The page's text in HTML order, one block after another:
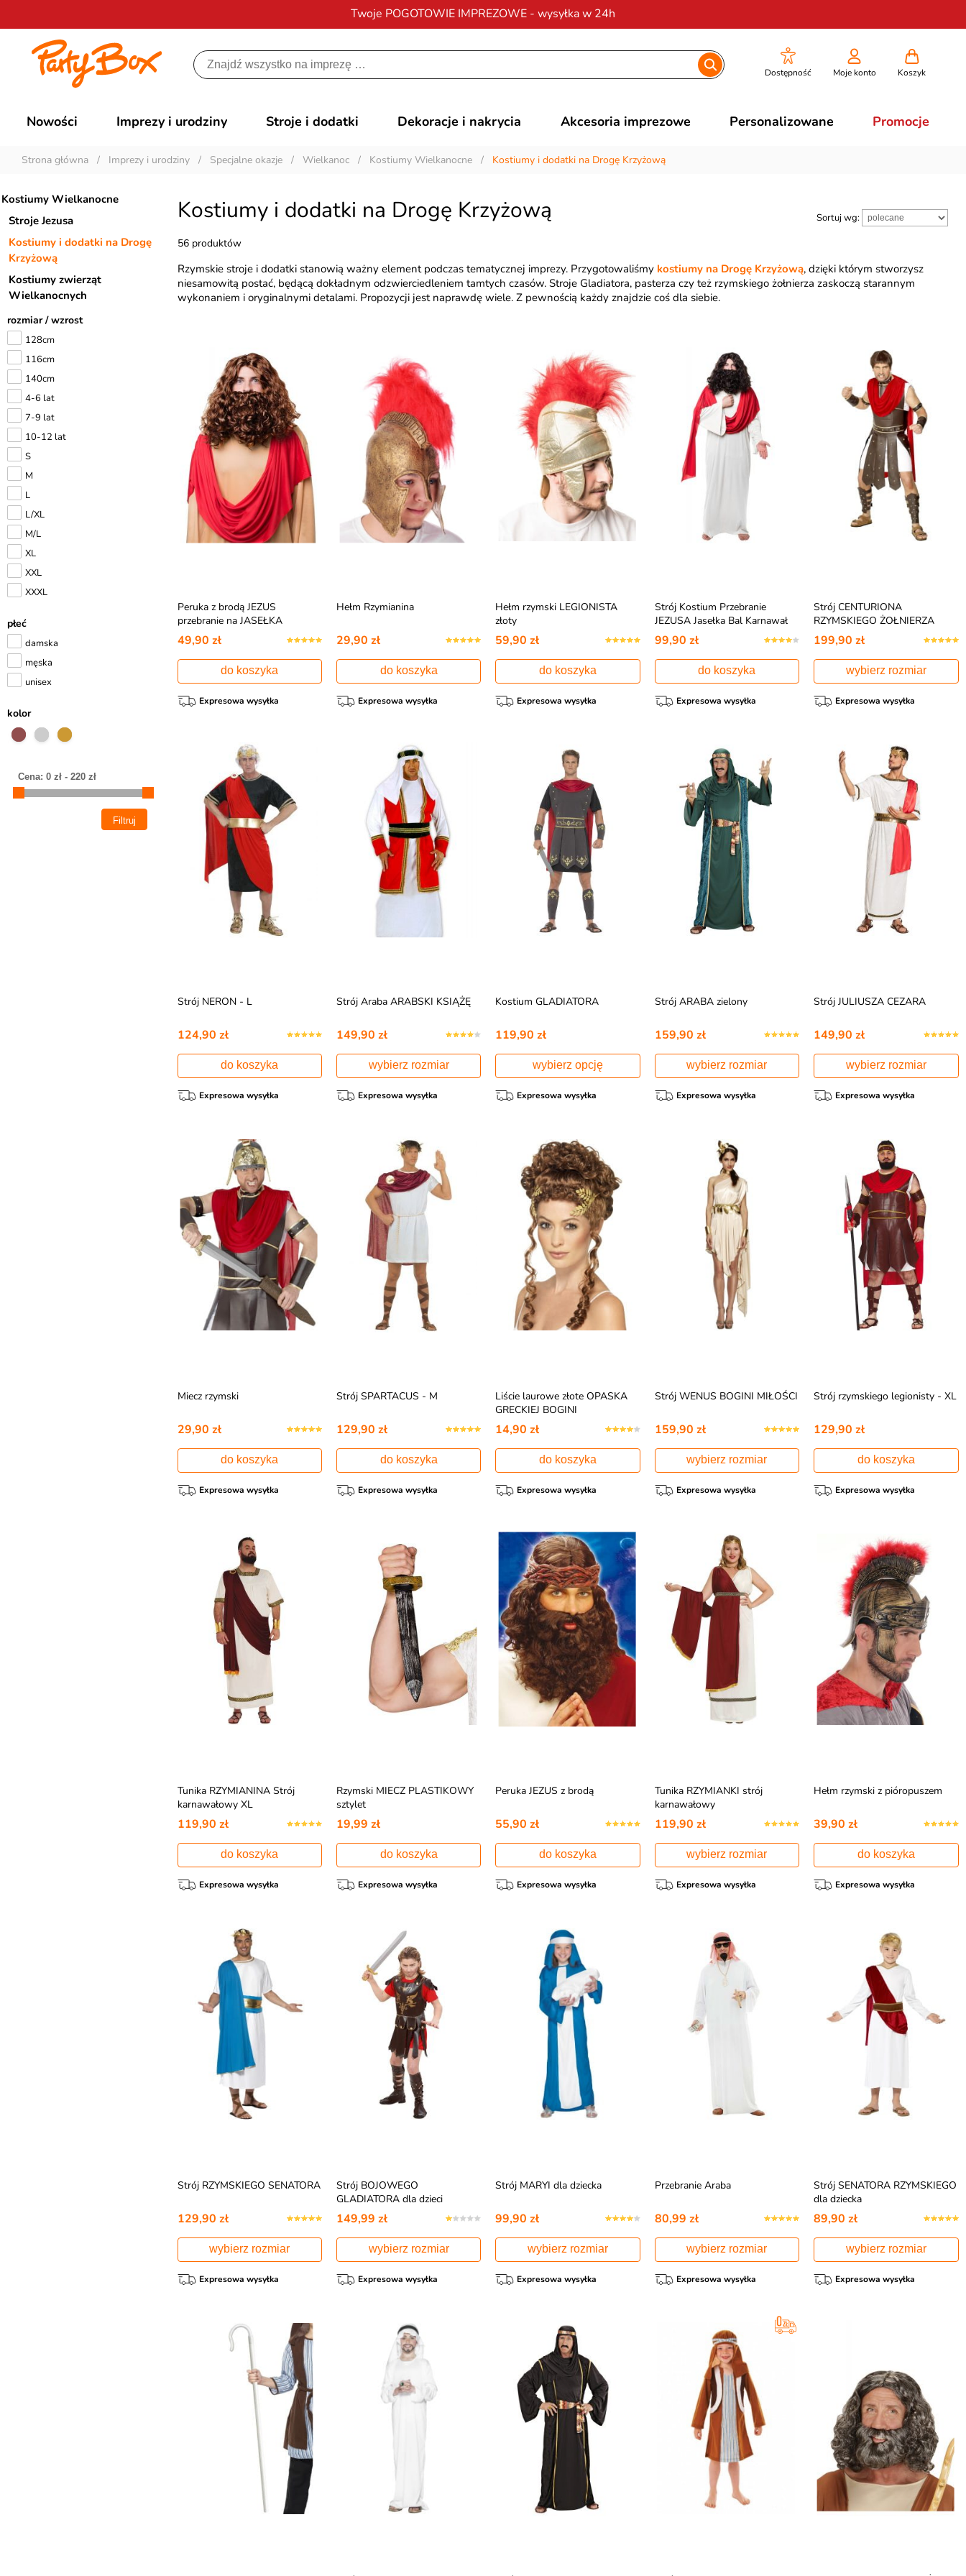
Twoje POGOTOWIE IMPREZOWE - wysyłka w 24h
Darmowa dostawana zamówienia od 200 zł
Dostępność Moje konto Koszyk
Nowości Imprezy i urodziny Stroje i dodatki Dekoracje i nakrycia Akcesoria imprezowe Personalizowane Promocje
Strona główna / Imprezy i urodziny / Specjalne okazje / Wielkanoc / Kostiumy Wielkanocne / Kostiumy i dodatki na Drogę Krzyżową
Kostiumy i dodatki na Drogę Krzyżową
56 produktów
Sortuj wg:
Rzymskie stroje i dodatki stanowią ważny element podczas tematycznej imprezy. Przygotowaliśmy kostiumy na Drogę Krzyżową, dzięki którym stworzysz
niesamowitą postać, będącą dokładnym odzwierciedleniem tamtych czasów. Stroje Gladiatora, pasterza czy też rzymskiego żołnierza zaskoczą starannym
wykonaniem i oryginalnymi detalami. Propozycji jest naprawdę wiele. Z pewnością każdy znajdzie coś dla siebie.
Peruka z brodą JEZUS
przebranie na JASEŁKA
49,90 zł
do koszyka
Expresowa wysyłka
Hełm Rzymianina
29,90 zł
do koszyka
Expresowa wysyłka
Hełm rzymski LEGIONISTA
złoty
59,90 zł
do koszyka
Expresowa wysyłka
Strój Kostium Przebranie
JEZUSA Jasełka Bal Karnawał
99,90 zł
do koszyka
Expresowa wysyłka
Strój CENTURIONA
RZYMSKIEGO ŻOŁNIERZA
199,90 zł
wybierz rozmiar
Expresowa wysyłka
Strój NERON - L
124,90 zł
do koszyka
Expresowa wysyłka
Strój Araba ARABSKI KSIĄŻĘ
149,90 zł
wybierz rozmiar
Expresowa wysyłka
Kostium GLADIATORA
119,90 zł
wybierz opcję
Expresowa wysyłka
Strój ARABA zielony
159,90 zł
wybierz rozmiar
Expresowa wysyłka
Strój JULIUSZA CEZARA
149,90 zł
wybierz rozmiar
Expresowa wysyłka
Miecz rzymski
29,90 zł
do koszyka
Expresowa wysyłka
Strój SPARTACUS - M
129,90 zł
do koszyka
Expresowa wysyłka
Liście laurowe złote OPASKA
GRECKIEJ BOGINI
14,90 zł
do koszyka
Expresowa wysyłka
Strój WENUS BOGINI MIŁOŚCI
159,90 zł
wybierz rozmiar
Expresowa wysyłka
Strój rzymskiego legionisty - XL
129,90 zł
do koszyka
Expresowa wysyłka
Tunika RZYMIANINA Strój
karnawałowy XL
119,90 zł
do koszyka
Expresowa wysyłka
Rzymski MIECZ PLASTIKOWY
sztylet
19,99 zł
do koszyka
Expresowa wysyłka
Peruka JEZUS z brodą
55,90 zł
do koszyka
Expresowa wysyłka
Tunika RZYMIANKI strój
karnawałowy
119,90 zł
wybierz rozmiar
Expresowa wysyłka
Hełm rzymski z pióropuszem
39,90 zł
do koszyka
Expresowa wysyłka
Strój RZYMSKIEGO SENATORA
129,90 zł
wybierz rozmiar
Expresowa wysyłka
Strój BOJOWEGO
GLADIATORA dla dzieci
149,99 zł
wybierz rozmiar
Expresowa wysyłka
Strój MARYI dla dziecka
99,90 zł
wybierz rozmiar
Expresowa wysyłka
Przebranie Araba
80,99 zł
wybierz rozmiar
Expresowa wysyłka
Strój SENATORA RZYMSKIEGO
dla dziecka
89,90 zł
wybierz rozmiar
Expresowa wysyłka
Kostiumy Wielkanocne
Stroje Jezusa
Kostiumy i dodatki na Drogę
Krzyżową
Kostiumy zwierząt
Wielkanocnych
rozmiar / wzrost
128cm
116cm
140cm
4-6 lat
7-9 lat
10-12 lat
S
M
L
L/XL
M/L
XL
XXL
XXXL
płeć
damska
męska
unisex
kolor